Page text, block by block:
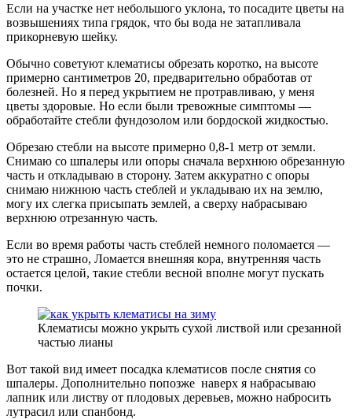
Если на участке нет небольшого уклона, то посадите цветы на
возвышениях типа грядок, что бы вода не затапливала
прикорневую шейку.
Обычно советуют клематисы обрезать коротко, на высоте
примерно сантиметров 20, предварительно обработав от
болезней. Но я перед укрытием не протравливаю, у меня
цветы здоровые. Но если были тревожные симптомы —
обработайте стебли фундозолом или бордоской жидкостью.
Обрезаю стебли на высоте примерно 0,8-1 метр от земли.
Снимаю со шпалеры или опоры сначала верхнюю обрезанную
часть и откладываю в сторону. Затем аккуратно с опоры
снимаю нижнюю часть стеблей и укладываю их на землю,
могу их слегка присыпать землей, а сверху набрасываю
верхнюю отрезанную часть.
Если во время работы часть стеблей немного поломается —
это не страшно, Ломается внешняя кора, внутренняя часть
остается целой, такие стебли весной вполне могут пускать
почки.
Клематисы можно укрыть сухой листвой или срезанной
частью лианы
Вот такой вид имеет посадка клематисов после снятия со
шпалеры. Дополнительно попозже наверх я набрасываю
лапник или листву от плодовых деревьев, можно набросить
лутрасил или спанбонд.